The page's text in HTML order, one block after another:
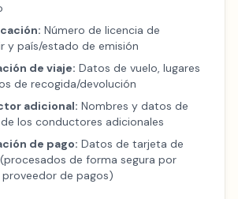
Número de licencia de
y país/estado de emisión
de viaje: Datos de vuelo, lugares
de recogida/devolución
adicional: Nombres y datos de
los conductores adicionales
de pago: Datos de tarjeta de
de forma segura por
de pagos)